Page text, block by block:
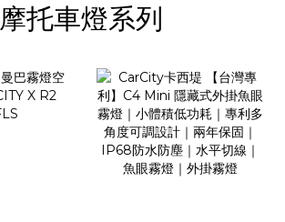
摩托車燈系列